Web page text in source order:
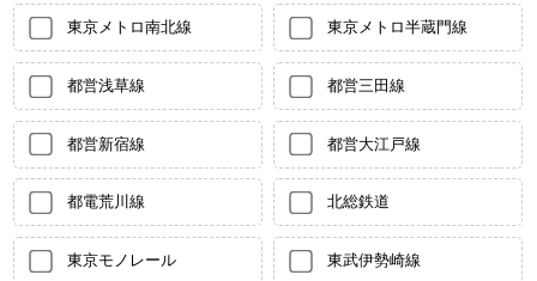
東京メトロ南北線 東京メトロ半蔵門線
都営浅草線 都営三田線
都営新宿線 都営大江戸線
都電荒川線 北総鉄道
東京モノレール 東武伊勢崎線